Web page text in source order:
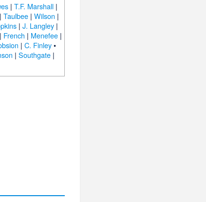
|T.F. Marshall |
|Taulbee |Wilson |
|J. Langley |
French | Menefee|
| C. Finley•
| Southgate|